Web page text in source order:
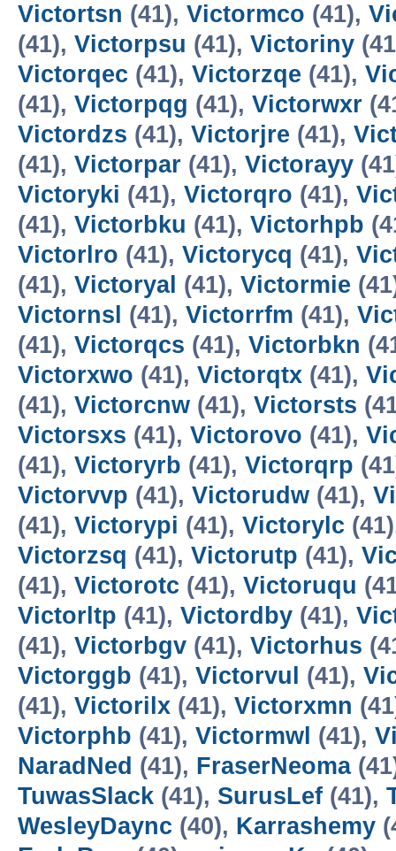
Victortsn (41), Victormco (41),
(41), Victorpsu (41), Victoriny
Victorqec (41), Victorzqe (41),
(41), Victorpqg (41), Victorwxr
Victordzs (41), Victorjre (41),
(41), Victorpar (41), Victorayy
Victoryki (41), Victorqro (41),
(41), Victorbku (41), Victorhpb
Victorlro (41), Victorycq (41),
(41), Victoryal (41), Victormie
Victornsl (41), Victorrfm (41),
(41), Victorqcs (41), Victorbkn
Victorxwo (41), Victorqtx (41),
(41), Victorcnw (41), Victorsts
Victorsxs (41), Victorovo (41),
(41), Victoryrb (41), Victorqrp
Victorvvp (41), Victorudw (41),
(41), Victorypi (41), Victorylc
Victorzsq (41), Victorutp (41),
(41), Victorotc (41), Victoruqu
Victorltp (41), Victordby (41),
(41), Victorbgv (41), Victorhus
Victorggb (41), Victorvul (41),
(41), Victorilx (41), Victorxmn
Victorphb (41), Victormwl (41),
NaradNed (41), FraserNeoma
TuwasSlack (41), SurusLef (41),
WesleyDaync (40), Karrashemy